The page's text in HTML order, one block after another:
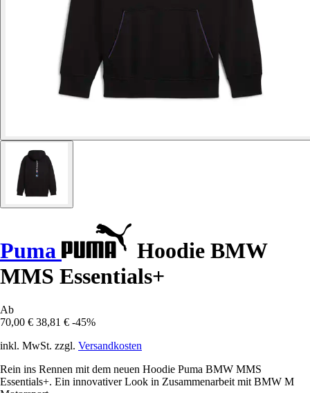
Puma
Hoodie BMW
MMS Essentials+
Ab
70,00 € 38,81 € -45%
inkl. MwSt. zzgl. Versandkosten
Rein ins Rennen mit dem neuen Hoodie Puma BMW MMS
Essentials+. Ein innovativer Look in Zusammenarbeit mit BMW M